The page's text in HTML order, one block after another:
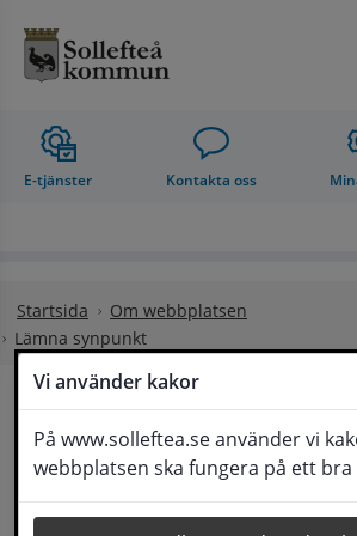
Vi använder kakor
På www.solleftea.se använder vi
webbplatsen ska fungera på ett
E-tjänster Kontakta oss
Startsida
Om webbplatsen
Lämna synpunkt
Lämna synpunkt
Här kan du lämna synpunkter,